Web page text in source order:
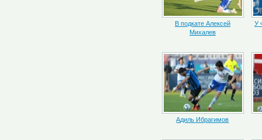
В подкате Алексей
Михалев
У
Адиль Ибрагимов